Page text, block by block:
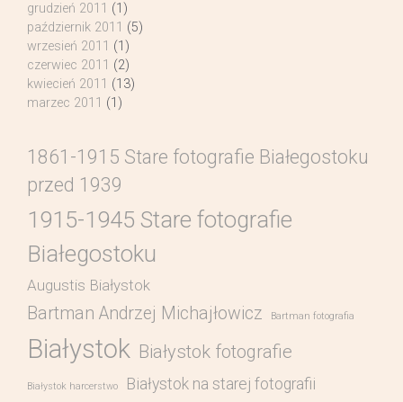
grudzień 2011 (1)
październik 2011 (5)
wrzesień 2011 (1)
czerwiec 2011 (2)
kwiecień 2011 (13)
marzec 2011 (1)
1861-1915 Stare fotografie Białegostoku
przed 1939
1915-1945 Stare fotografie
Białegostoku
Augustis Białystok
Bartman Andrzej Michajłowicz Bartman fotografia
Białystok Białystok fotografie
Białystok harcerstwo Białystok na starej fotografii